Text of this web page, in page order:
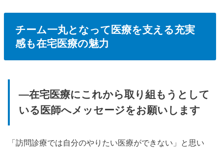
チーム一丸となって医療を支える充実
感も在宅医療の魅力
—在宅医療にこれから取り組もうとして
いる医師へメッセージをお願いします
「訪問診療では自分のやりたい医療ができない」と思い